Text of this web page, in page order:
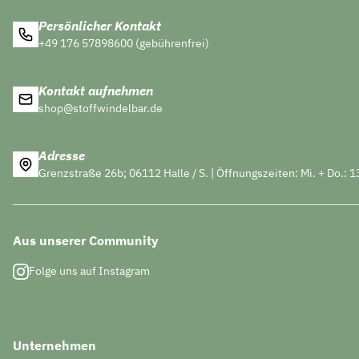
Persönlicher Kontakt
+49 176 57898600 (gebührenfrei)
Kontakt aufnehmen
shop@stoffwindelbar.de
Adresse
Grenzstraße 26b; 06112 Halle / S. | Öffnungszeiten: Mi. + Do.:
Aus unserer Community
Folge uns auf Instagram
Unternehmen